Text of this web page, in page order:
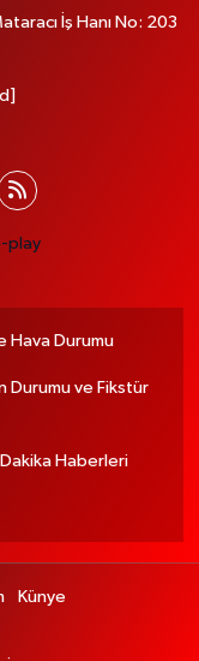
İş Hanı No: 203
Hava Durumu
Durumu ve Fikstür
Haberleri
Künye